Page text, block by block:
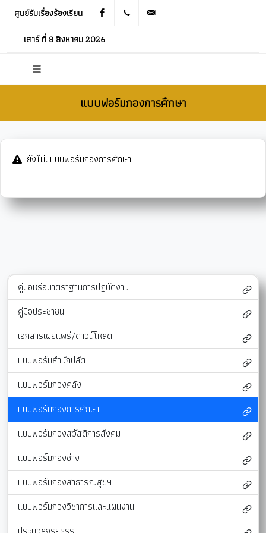
ศูนย์รับเรื่องร้องเรียน Facebook 021905536
เสาร์ ที่ 8 สิงหาคม 2026
แบบฟอร์มกองการศึกษา
ยังไม่มีแบบฟอร์มกองการศึกษา
คู่มือหรือมาตราฐานการปฏิบัติงาน
คู่มือประชาชน
เอกสารเผยแพร่/ดาวน์โหลด
แบบฟอร์มสำนักปลัด
แบบฟอร์มกองคลัง
แบบฟอร์มกองการศึกษา
แบบฟอร์มกองสวัสดิการสังคม
แบบฟอร์มกองช่าง
แบบฟอร์มกองสาธารณสุขฯ
แบบฟอร์มกองวิชาการและแผนงาน